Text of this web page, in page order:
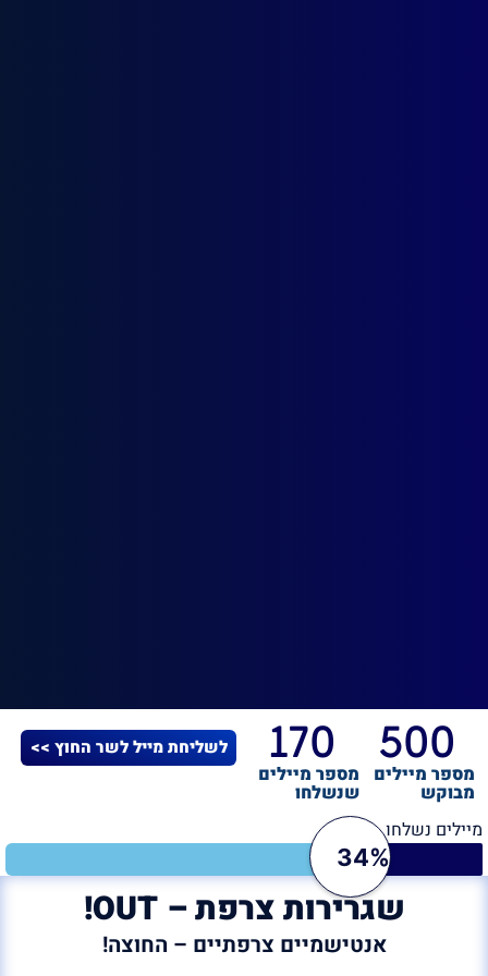
מספר מיילים
מבוקש
500
מספר מיילים
שנשלחו
170 לשליחת מייל לשר החוץ >>
מיילים נשלחו
34%
שגרירות צרפת – OUT!
אנטישמיים צרפתיים – החוצה!